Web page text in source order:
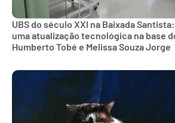
UBS do século XXI na Baixada
uma atualização tecnológica na base
Humberto Tobé e Melissa Souza Jorge